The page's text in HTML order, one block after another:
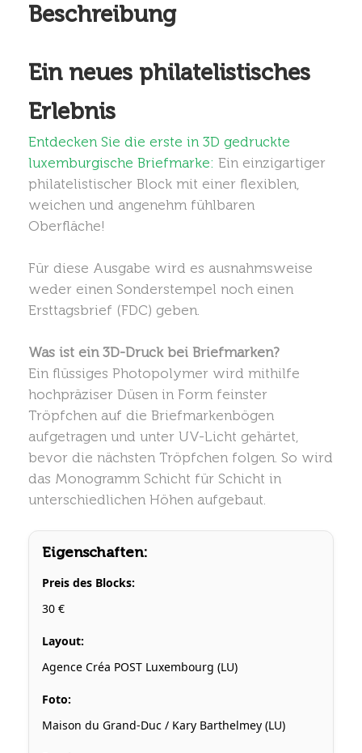
Beschreibung
Ein neues philatelistisches
Erlebnis
Entdecken Sie die erste in 3D gedruckte
luxemburgische Briefmarke: Ein einzigartiger
philatelistischer Block mit einer flexiblen,
weichen und angenehm fühlbaren
Oberfläche!
Für diese Ausgabe wird es ausnahmsweise
weder einen Sonderstempel noch einen
Ersttagsbrief (FDC) geben.
Was ist ein 3D-Druck bei Briefmarken?
Ein flüssiges Photopolymer wird mithilfe
hochpräziser Düsen in Form feinster
Tröpfchen auf die Briefmarkenbögen
aufgetragen und unter UV-Licht gehärtet,
bevor die nächsten Tröpfchen folgen. So wird
das Monogramm Schicht für Schicht in
unterschiedlichen Höhen aufgebaut.
Eigenschaften:
Preis des Blocks:
30 €
Layout:
Agence Créa POST Luxembourg (LU)
Foto:
Maison du Grand-Duc / Kary Barthelmey (LU)